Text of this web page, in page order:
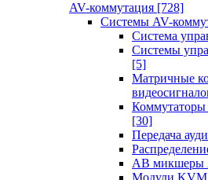
AV-коммутация [728]
Системы AV-
Система
Системы
[5]
Матричные
Коммутаторы
[30]
Передача
АВ микшеры
Модули KVM